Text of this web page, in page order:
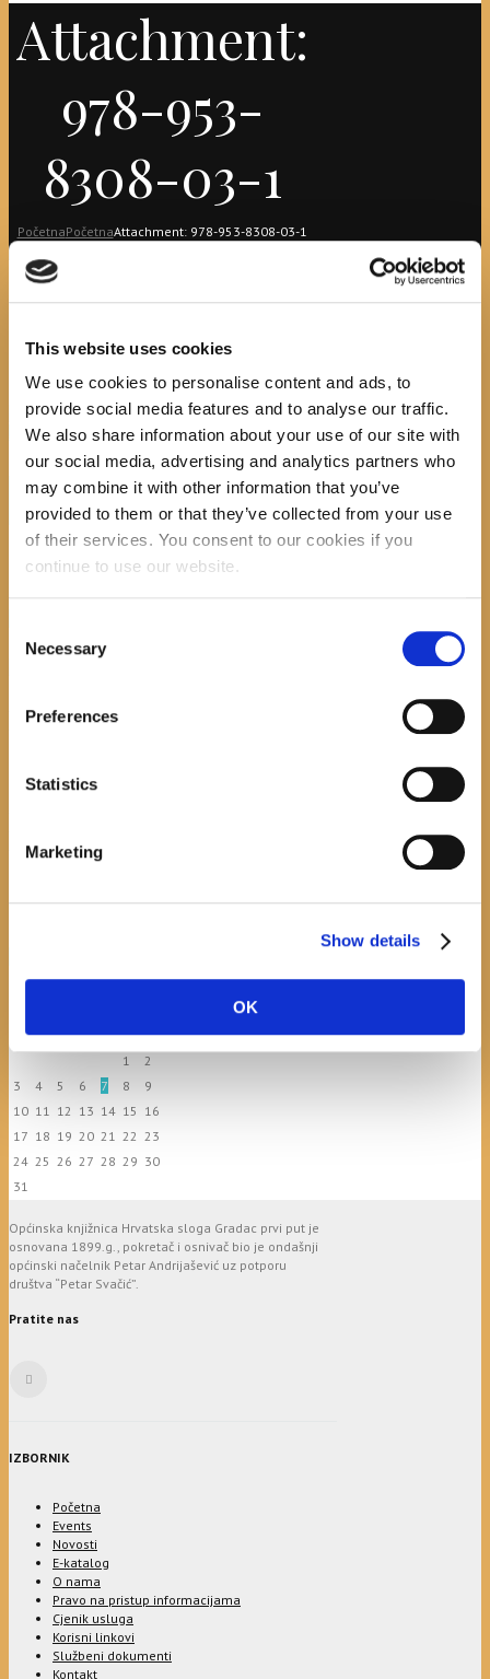
This website uses cookies
We use cookies to personalise content and ads, to
provide social media features and to analyse our traffic.
We also share information about your use of our site with
our social media, advertising and analytics partners who
may combine it with other information that you’ve
provided to them or that they’ve collected from your use
of their services. You consent to our cookies if you
continue to use our website.
Selection
Necessary
Preferences
Statistics
Marketing
Show details
OK
Attachment:
978-953-
8308-03-1
PočetnaPočetnaAttachment: 978-953-8308-03-1
978-953-8308-
03-1
Previous item 978-953-
259-332-7 Next item 21514--MX0001
Search
Makarskoj"-poshumno Tihorad Mijo Bartulović
Hrvatska sloga Gradac
T W T F S S
1
2
3
4 5 6 7 8
9
10 11 12 13 14 15 16
17 18 19 20 21 22 23
24 25 26 27 28 29 30
31
Općinska knjižnica Hrvatska sloga Gradac prvi put je
osnovana 1899.g., pokretač i osnivač bio je ondašnji
općinski načelnik Petar Andrijašević uz potporu
društva “Petar Svačić”.
Pratite nas
IZBORNIK
Početna
Events
Novosti
E-katalog
O nama
Pravo na pristup informacijama
Cjenik usluga
Korisni linkovi
Službeni dokumenti
Kontakt